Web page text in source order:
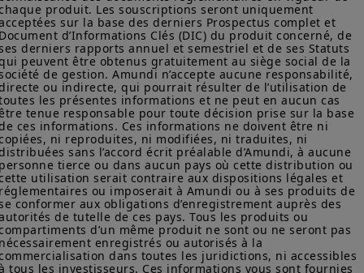
produit. Les souscriptions seront uniquement
sur la base des derniers Prospectus complet et
d’Informations Clés (DIC) du produit concerné, de
derniers rapports annuel et semestriel et de ses Statuts
peuvent être obtenus gratuitement au siège social de la
de gestion. Amundi n’accepte aucune responsabilité,
ou indirecte, qui pourrait résulter de l’utilisation de
les présentes informations et ne peut en aucun cas
tenue responsable pour toute décision prise sur la base
ces informations. Ces informations ne doivent être ni
ni reproduites, ni modifiées, ni traduites, ni
sans l’accord écrit préalable d’Amundi, à aucune
tierce ou dans aucun pays où cette distribution ou
utilisation serait contraire aux dispositions légales et
ou imposerait à Amundi ou à ses produits de
conformer aux obligations d’enregistrement auprès des
de tutelle de ces pays. Tous les produits ou
d’un même produit ne sont ou ne seront pas
enregistrés ou autorisés à la
dans toutes les juridictions, ni accessibles
tous les investisseurs. Ces informations vous sont fournies